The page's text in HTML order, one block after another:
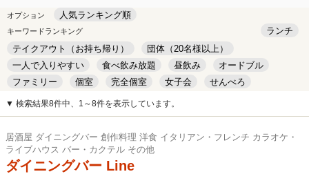
オプション 人気ランキング順
キーワードランキング
ランチ
テイクアウト（お持ち帰り）
団体（20名様以上）
一人で入りやすい
食べ飲み放題 昼飲み
オードブル
ファミリー
個室 完全個室 女子会
せんべろ
キッズルーム
安い デート
▼ 検索結果8件中、1～8件を表示しています。
居酒屋 ダイニングバー 創作料理 洋食 イタリアン・フレンチ カラオケ・
ライブハウス バー・カクテル その他
ダイニングバー Line